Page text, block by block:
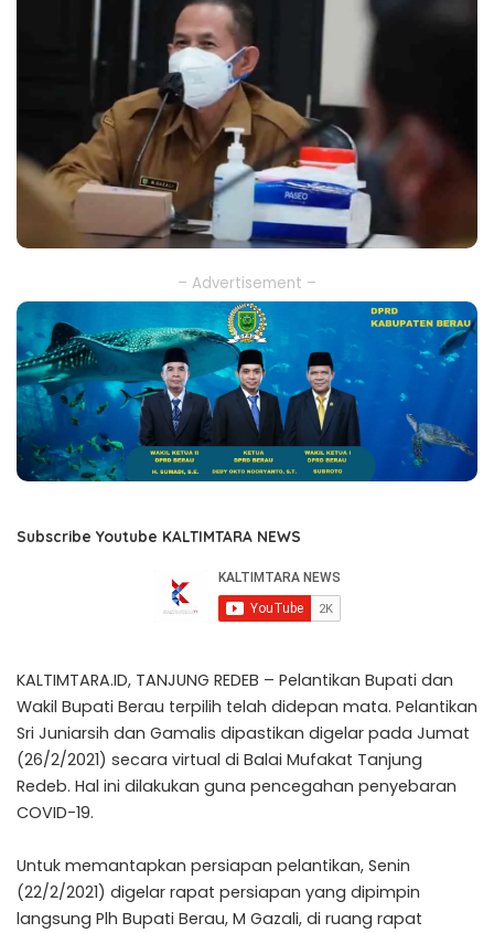
– Advertisement –
Subscribe Youtube KALTIMTARA NEWS
KALTIMTARA.ID, TANJUNG REDEB – Pelantikan Bupati dan
Wakil Bupati Berau terpilih telah didepan mata. Pelantikan
Sri Juniarsih dan Gamalis dipastikan digelar pada Jumat
(26/2/2021) secara virtual di Balai Mufakat Tanjung
Redeb. Hal ini dilakukan guna pencegahan penyebaran
COVID-19.
Untuk memantapkan persiapan pelantikan, Senin
(22/2/2021) digelar rapat persiapan yang dipimpin
langsung Plh Bupati Berau, M Gazali, di ruang rapat